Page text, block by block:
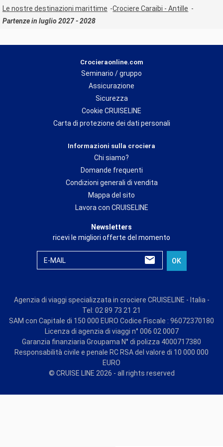
Le nostre destinazioni marittime
Crociere Caraibi - Antille
Partenze in luglio 2027 - 2028
Crocieraonline.com
Seminario / gruppo
Assicurazione
Sicurezza
Cookie CRUISELINE
Carta di protezione dei dati personali
Informazioni sulla crociera
Chi siamo?
Domande frequenti
Condizioni generali di vendita
Mappa del sito
Lavora con CRUISELINE
Newsletters
ricevi le migliori offerte del momento
E-MAIL OK
Agenzia di viaggi specializzata in crociere CRUISELINE - Italia -
Tel: 02 89 73 21 21
SAM con Capitale di 150 000 EURO Codice Fiscale : 96072370180
Licenza di agenzia di viaggi n° 006 02 0007
Garanzia finanziaria Groupama N° di polizza 4000717380
Responsabilità civile e penale RC RSA del valore di 10 000 000
EURO
© CRUISE LINE 2026 - all rights reserved